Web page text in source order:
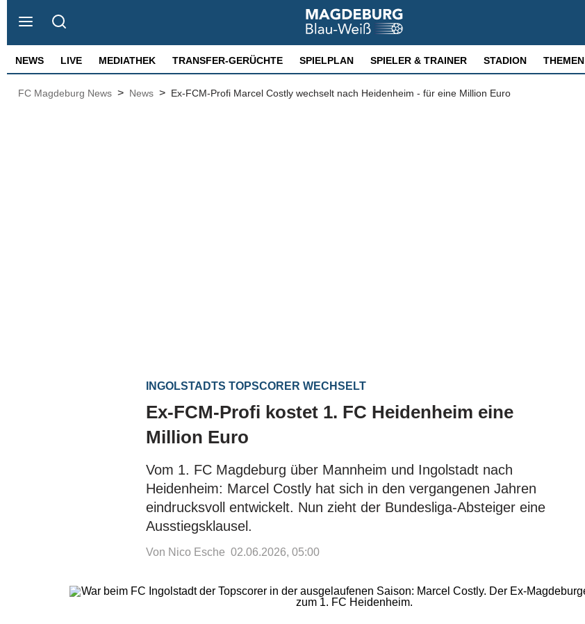
NEWS LIVE MEDIATHEK TRANSFER-GERÜCHTE SPIELPLAN SPIELER & TRAINER STADION THEMEN
FC Magdeburg News > News > Ex-FCM-Profi Marcel Costly wechselt nach Heidenheim - für eine Million Euro
INGOLSTADTS TOPSCORER WECHSELT
Ex-FCM-Profi kostet 1. FC Heidenheim eine
Million Euro
Vom 1. FC Magdeburg über Mannheim und Ingolstadt nach
Heidenheim: Marcel Costly hat sich in den vergangenen Jahren
eindrucksvoll entwickelt. Nun zieht der Bundesliga-Absteiger eine
Ausstiegsklausel.
Von Nico Esche 02.06.2026, 05:00